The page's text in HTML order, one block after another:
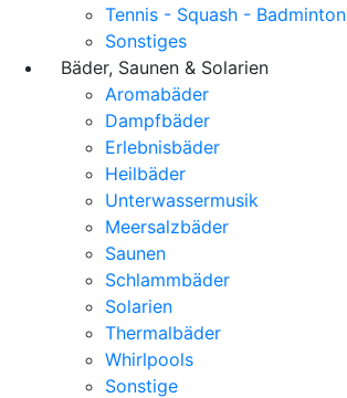
Tennis - Squash - Badminton
Sonstiges
Bäder, Saunen & Solarien
Aromabäder
Dampfbäder
Erlebnisbäder
Heilbäder
Unterwassermusik
Meersalzbäder
Saunen
Schlammbäder
Solarien
Thermalbäder
Whirlpools
Sonstige